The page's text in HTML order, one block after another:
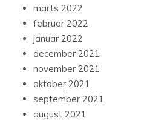
marts 2022
februar 2022
januar 2022
december 2021
november 2021
oktober 2021
september 2021
august 2021